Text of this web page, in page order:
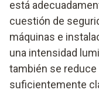
está
cuestión de
máquinas e
una intensidad
también se reduce
suficientemente